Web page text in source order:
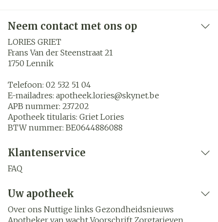
Neem contact met ons op
LORIES GRIET
Frans Van der Steenstraat 21
1750 Lennik
Telefoon: 02 532 51 04
E-mailadres: apotheek.lories@skynet.be
APB nummer: 237202
Apotheek titularis: Griet Lories
BTW nummer: BE0644886088
Klantenservice
FAQ
Uw apotheek
Over ons Nuttige links Gezondheidsnieuws
Apotheker van wacht Voorschrift Zorgtarieven